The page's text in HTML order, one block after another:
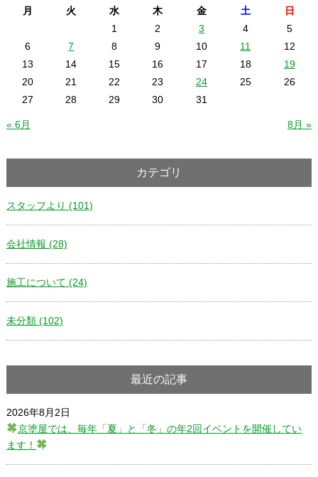
月 火 水 木 金 土 日
« 6月 8月 »
1 2 3 4
5
6
7 8 9 10 11
12
13
14 15 16 17 18
19
20
21 22 23 24 25
26
27
28 29 30 31
カテゴリ
スタッフより (101)
会社情報 (28)
施工について (24)
未分類 (102)
最近の記事
2026年8月2日
京塗屋では、毎年「夏」と「冬」の年2回イベントを開催してい
ます！